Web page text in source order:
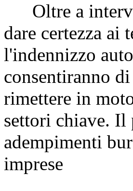
Oltre a
dare certezza ai
l'indennizzo
consentiranno
rimettere in
settori chiave.
adempimenti
imprese